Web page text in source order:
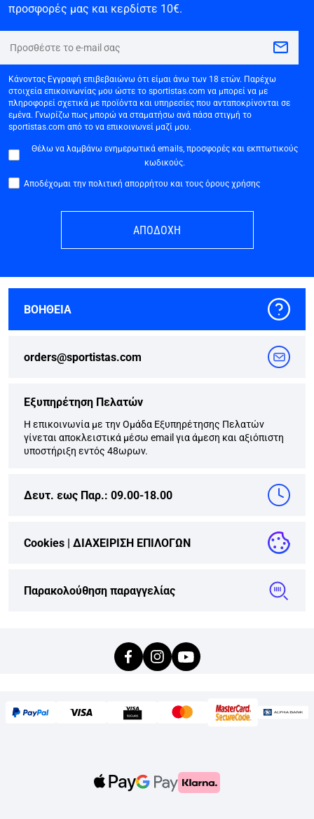
προσφορές μας και κερδίστε 10€.
Κάνοντας Εγγραφή επιβεβαιώνω ότι είμαι άνω των 18 ετών. Παρέχω
στοιχεία επικοινωνίας μου ώστε το sportistas.com να μπορεί να με
πληροφορεί σχετικά με προϊόντα και υπηρεσίες που ανταποκρίνονται σε
εμένα. Γνωρίζω πως μπορώ να σταματήσω ανά πάσα στιγμή το
sportistas.com από το να επικοινωνεί μαζί μου.
Θέλω να λαμβάνω ενημερωτικά emails, προσφορές και εκπτωτικούς
κωδικούς.
Αποδέχομαι την πολιτική απορρήτου και τους όρους χρήσης
ΑΠΟΔΟΧΗ
ΒΟΗΘΕΙΑ
orders@sportistas.com
Εξυπηρέτηση Πελατών
Η επικοινωνία με την Ομάδα Εξυπηρέτησης Πελατών
γίνεται αποκλειστικά μέσω email για άμεση και αξιόπιστη
υποστήριξη εντός 48ωρων.
Δευτ. εως Παρ.: 09.00-18.00
Cookies | ΔΙΑΧΕΙΡΙΣΗ ΕΠΙΛΟΓΩΝ
Παρακολούθηση παραγγελίας